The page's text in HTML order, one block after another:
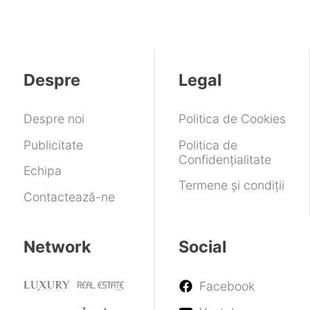
ani
la
Includ
cameră
și
funcții
AI
Despre
Despre noi
Publicitate
Echipa
Contactează-ne
Legal
Politica de Cookies
Politica de
Confidențialitate
Termene și condiții
Network Social
Facebook